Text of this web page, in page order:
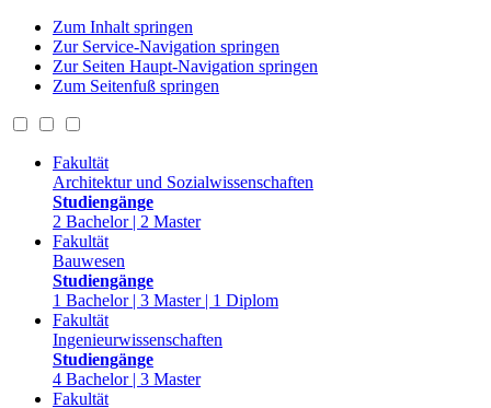
Zum Inhalt springen
Zur Service-Navigation springen
Zur Seiten Haupt-Navigation springen
Zum Seitenfuß springen
Fakultät
Architektur und Sozialwissenschaften
Studiengänge
2 Bachelor | 2 Master
Fakultät
Bauwesen
Studiengänge
1 Bachelor | 3 Master | 1 Diplom
Fakultät
Ingenieurwissenschaften
Studiengänge
4 Bachelor | 3 Master
Fakultät